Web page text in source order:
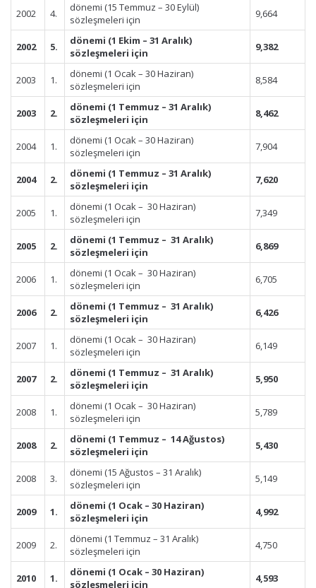
2002 4.
dönemi (15 Temmuz – 30 Eylül)
sözleşmeleri için
9,664
2002 5.
dönemi (1 Ekim – 31 Aralık)
sözleşmeleri için
9,382
2003 1.
dönemi (1 Ocak – 30 Haziran)
sözleşmeleri için
8,584
2003 2.
dönemi (1 Temmuz – 31 Aralık)
sözleşmeleri için
8,462
2004 1.
dönemi (1 Ocak – 30 Haziran)
sözleşmeleri için
7,904
2004 2.
dönemi (1 Temmuz – 31 Aralık)
sözleşmeleri için
7,620
2005 1.
dönemi (1 Ocak – 30 Haziran)
sözleşmeleri için
7,349
2005 2.
dönemi (1 Temmuz – 31 Aralık)
sözleşmeleri için
6,869
2006 1.
dönemi (1 Ocak – 30 Haziran)
sözleşmeleri için
6,705
2006 2.
dönemi (1 Temmuz – 31 Aralık)
sözleşmeleri için
6,426
2007 1.
dönemi (1 Ocak – 30 Haziran)
sözleşmeleri için
6,149
2007 2.
dönemi (1 Temmuz – 31 Aralık)
sözleşmeleri için
5,950
2008 1.
dönemi (1 Ocak – 30 Haziran)
sözleşmeleri için
5,789
2008 2.
dönemi (1 Temmuz – 14 Ağustos)
sözleşmeleri için
5,430
2008 3.
dönemi (15 Ağustos – 31 Aralık)
sözleşmeleri için
5,149
2009 1.
dönemi (1 Ocak – 30 Haziran)
sözleşmeleri için
4,992
2009 2.
dönemi (1 Temmuz – 31 Aralık)
sözleşmeleri için
4,750
2010 1.
dönemi (1 Ocak – 30 Haziran)
sözleşmeleri için
4,593